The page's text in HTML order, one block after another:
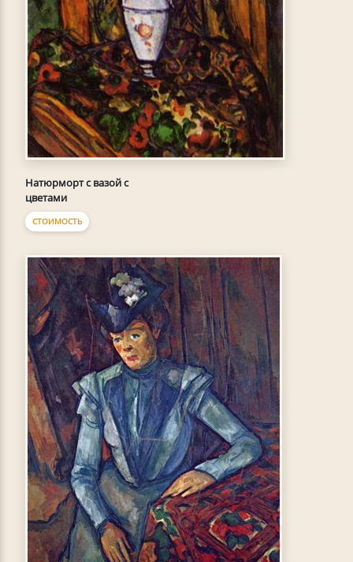
Натюрморт с вазой с
цветами
СТОИМОСТЬ